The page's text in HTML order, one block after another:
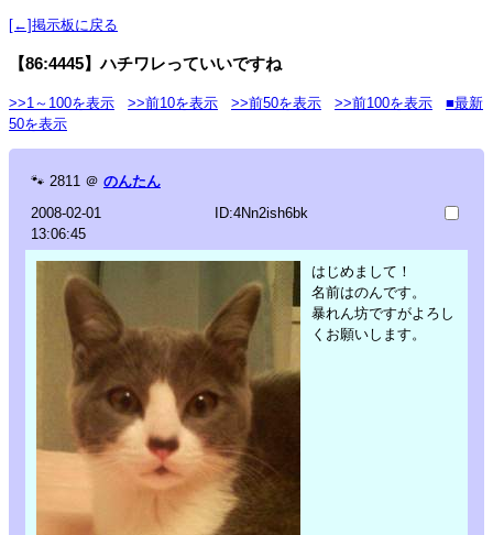
[←]掲示板に戻る
【86:4445】ハチワレっていいですね
>>1～100を表示 >>前10を表示 >>前50を表示 >>前100を表示
■最新
50を表示
🐾 2811 ＠ のんたん
2008-02-01
13:06:45
ID:4Nn2ish6bk
はじめまして！
名前はのんです。
暴れん坊ですがよろし
くお願いします。